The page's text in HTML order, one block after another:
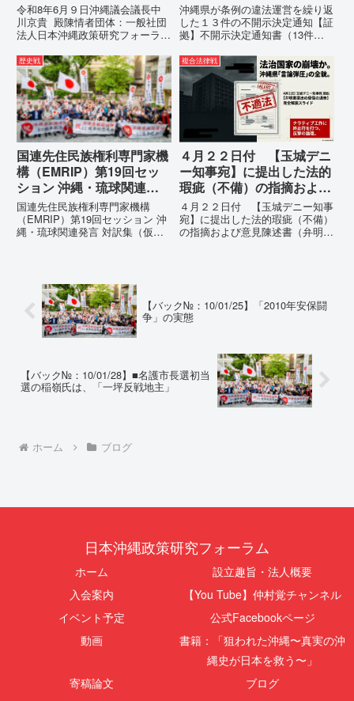
令和8年6月９日沖縄議会議長中
川京貴 殿陳情者団体：一般社団
法人日本沖縄政策研究フォーラム
所：沖縄県那覇市電 話：080-違
法な沖縄県の条例運用が改善され
るまで運用停止を求める陳情陳情
の趣旨沖縄県は、「沖縄県...
沖縄県が条例の違法運営を繰り返
した１３件の不開示決定通知【証
拠】不開示決定通知書（13件）
が請求した「差別認定の根拠」に
対し、県は全て非開示・存否応答
拒否を突きつけました。これは、
彼らが行政手続きの正当性を失
歴史戦
国連先住民族権利専門家機
構（EMRIP）第19回セッ
ション 沖縄・琉球関連発
言 対訳集（仮訳）
国連先住民族権利専門家機構
（EMRIP）第19回セッション 沖
縄・琉球関連発言 対訳集（仮
定、PFAS（有機フッ素化合物）
問題、米軍基地、伝統文化（...
複合法律戦
４月２２日付 【玉城デニ
ー知事宛】に提出した法的
瑕疵（不備）の指摘および
意見陳述書（弁明書）提出
の留保の通告
４月２２日付 【玉城デニー知事
宛】に提出した法的瑕疵（不備）
の指摘および意見陳述書（弁明
す...
【バック№：10/01/25】「2010年安保闘
争」の実態
【バック№：10/01/28】■名護市長選初当
選の稲嶺氏は、「一坪反戦地主」
ホーム ブログ
日本沖縄政策研究フォーラム
ホーム
設立趣旨・法人概要
入会案内
【You Tube】仲村覚チャンネル
イベント予定
公式Facebookページ
動画
書籍：「狙われた沖縄〜真実の沖
縄史が日本を救う〜」
寄稿論文
ブログ